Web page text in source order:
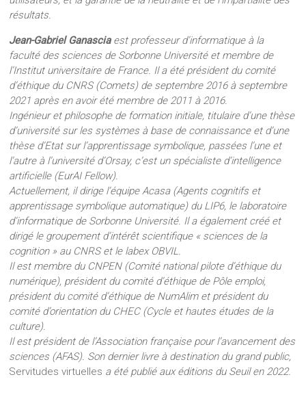
résultats.
Jean-Gabriel Ganasciaest professeur d’informatique à la
faculté des sciences de Sorbonne Université et membre de
l’Institut universitaire de France. Il a été président du comité
d’éthique du CNRS (Comets) de septembre 2016 à septembre
2021 après en avoir été membre de 2011 à 2016.
Ingénieur et philosophe de formation initiale, titulaire d’une thèse
d’université sur les systèmes à base de connaissance et d’une
thèse d’Etat sur l’apprentissage symbolique, passées l’une et
l’autre à l’université d’Orsay, c’est un spécialiste d’intelligence
artificielle (EurAI Fellow).
Actuellement, il dirige l’équipe Acasa (Agents cognitifs et
apprentissage symbolique automatique) du LIP6, le laboratoire
d’informatique de Sorbonne Université. Il a également créé et
dirigé le groupement d’intérêt scientifique « sciences de la
cognition » au CNRS et le labex OBVIL.
Il est membre du CNPEN (Comité national pilote d’éthique du
numérique), président du comité d’éthique de Pôle emploi,
président du comité d’éthique de NumAlim et président du
comité d’orientation du CHEC (Cycle et hautes études de la
culture).
Il est président de l’Association française pour l’avancement des
sciences (AFAS). Son dernier livre à destination du grand public,
Servitudes virtuelles a été publié aux éditions du Seuil en 2022.